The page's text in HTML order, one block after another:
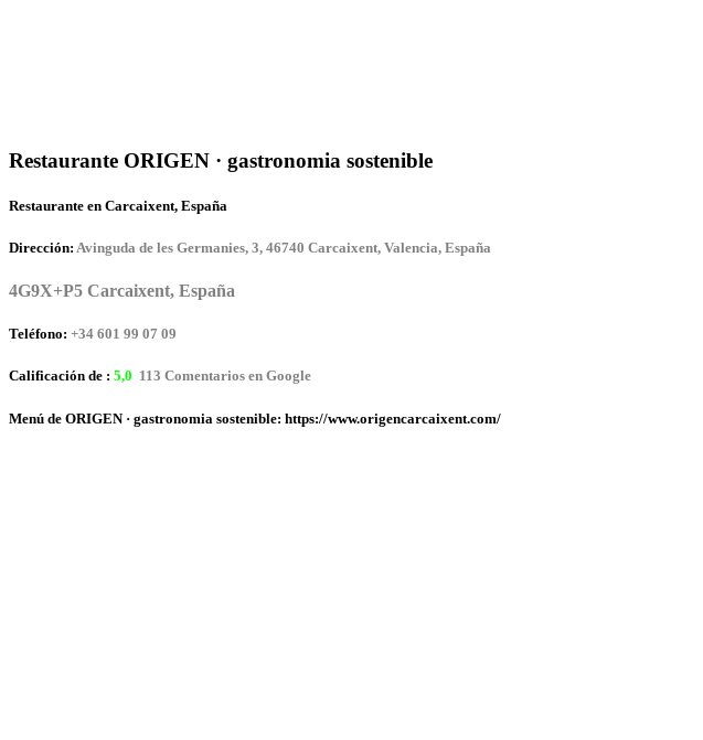
Restaurante ORIGEN · gastronomia sostenible
Restaurante en Carcaixent, España
Dirección: Avinguda de les Germanies, 3, 46740 Carcaixent, Valencia, España
4G9X+P5 Carcaixent, España
Teléfono: +34 601 99 07 09
Calificación de : 5,0 113 Comentarios en Google
Menú de ORIGEN · gastronomia sostenible: https://www.origencarcaixent.com/